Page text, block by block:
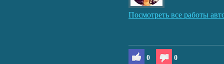
Посмотреть все работы
0 0